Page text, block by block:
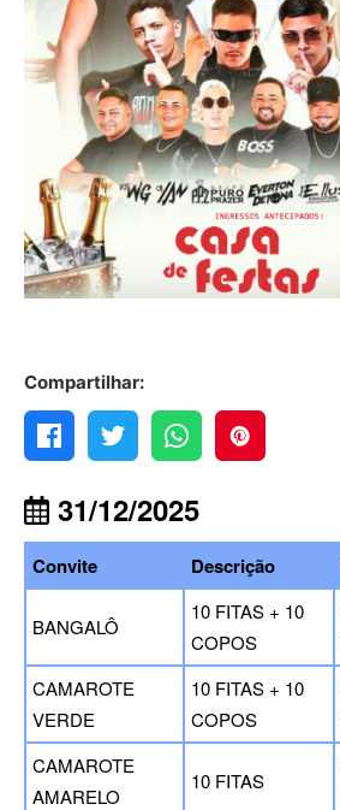
Compartilhar:
31/12/2025
Convite Descrição
BANGALÔ
10 FITAS + 10
COPOS
CAMAROTE
VERDE
10 FITAS + 10
COPOS
CAMAROTE
AMARELO
10 FITAS